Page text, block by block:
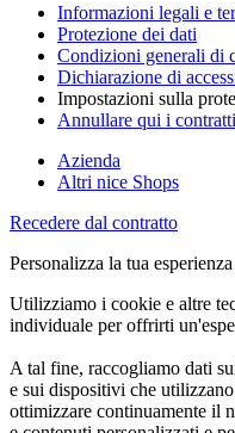
Informazioni legali e
Protezione dei dati
Condizioni generali di
Dichiarazione di
Impostazioni sulla
Annullare qui i
Azienda
Altri nice Shops
Recedere dal contratto
Personalizza la tua
Utilizziamo i cookie e altre
individuale per offrirti
A tal fine, raccogliamo dati
e sui dispositivi che
ottimizzare continuamente il